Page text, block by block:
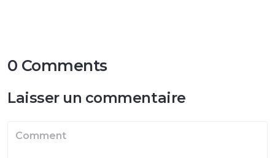
0 Comments
Laisser un commentaire